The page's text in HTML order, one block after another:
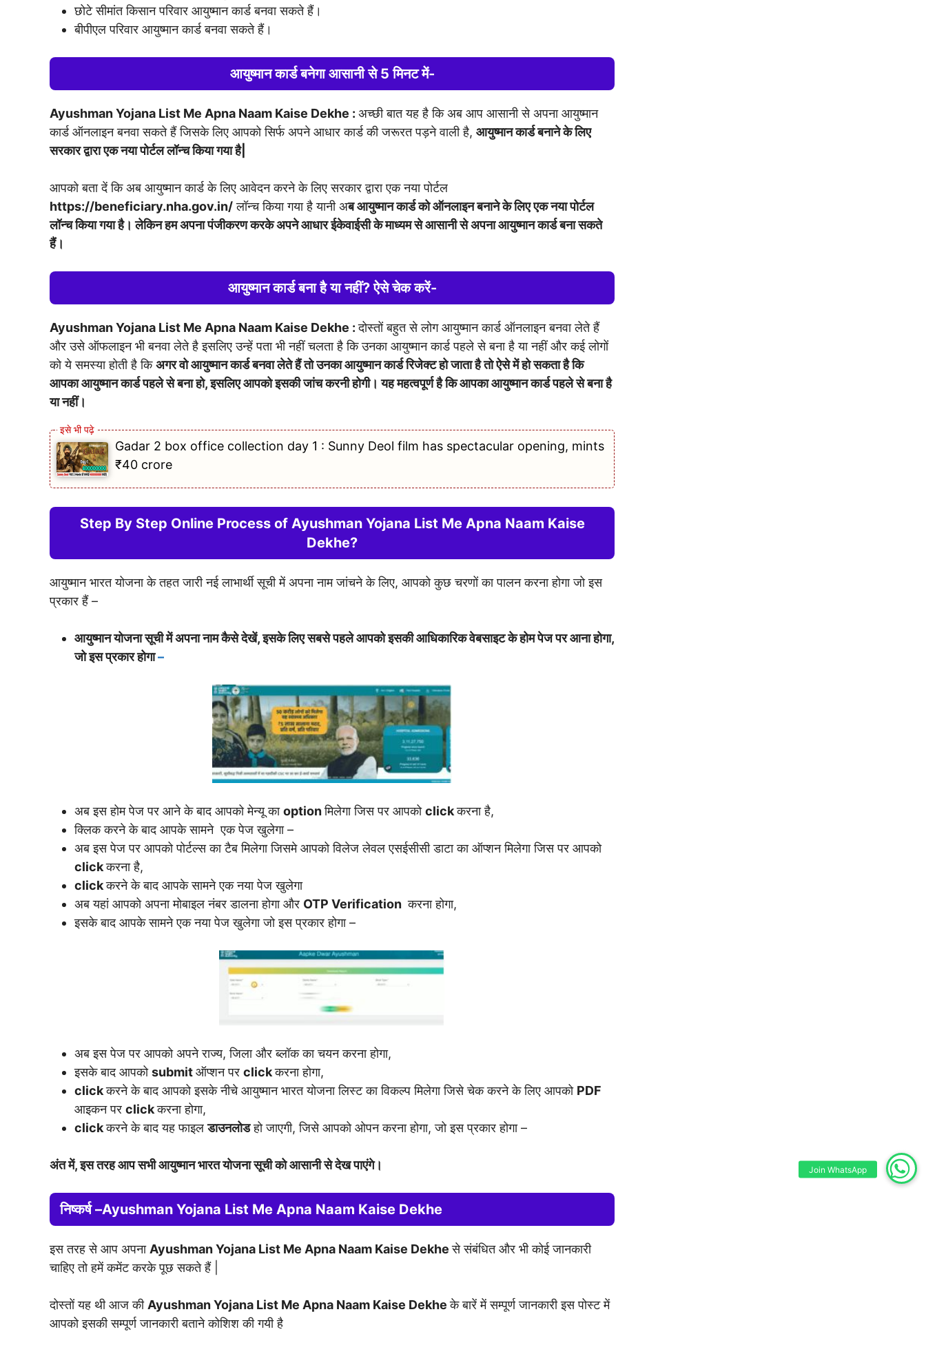
छोटे सीमांत किसान परिवार आयुष्मान कार्ड बनवा सकते हैं।
बीपीएल परिवार आयुष्मान कार्ड बनवा सकते हैं।
आयुष्मान कार्ड बनेगा आसानी से 5 मिनट में-
Ayushman Yojana List Me Apna Naam Kaise Dekhe : अच्छी बात यह है कि अब आप आसानी से अपना आयुष्मान
कार्ड ऑनलाइन बनवा सकते हैं जिसके लिए आपको सिर्फ अपने आधार कार्ड की जरूरत पड़ने वाली है, आयुष्मान कार्ड बनाने के लिए
सरकार द्वारा एक नया पोर्टल लॉन्च किया गया है|
आपको बता दें कि अब आयुष्मान कार्ड के लिए आवेदन करने के लिए सरकार द्वारा एक नया पोर्टल
https://beneficiary.nha.gov.in/लॉन्च किया गया है यानी अब आयुष्मान कार्ड को ऑनलाइन बनाने के लिए एक नया पोर्टल
लॉन्च किया गया है। लेकिन हम अपना पंजीकरण करके अपने आधार ईकेवाईसी के माध्यम से आसानी से अपना आयुष्मान कार्ड बना सकते
हैं।
आयुष्मान कार्ड बना है या नहीं? ऐसे चेक करें-
Ayushman Yojana List Me Apna Naam Kaise Dekhe :दोस्तों बहुत से लोग आयुष्मान कार्ड ऑनलाइन बनवा लेते हैं
और उसे ऑफलाइन भी बनवा लेते है इसलिए उन्हें पता भी नहीं चलता है कि उनका आयुष्मान कार्ड पहले से बना है या नहीं और कई लोगों
को ये समस्या होती है किअगर वो आयुष्मान कार्ड बनवा लेते हैं तो उनका आयुष्मान कार्ड रिजेक्ट हो जाता है तो ऐसे में हो सकता है कि
आपका आयुष्मान कार्ड पहले से बना हो, इसलिए आपको इसकी जांच करनी होगी। यह महत्वपूर्ण है कि आपका आयुष्मान कार्ड पहले से बना है
या नहीं।
Gadar 2 box office collection day 1 : Sunny Deol film has spectacular opening, mints
₹40 crore
Step By Step Online Process of Ayushman Yojana List Me Apna Naam Kaise
Dekhe?
आयुष्मान भारत योजना के तहत जारी नई लाभार्थी सूची में अपना नाम जांचने के लिए, आपको कुछ चरणों का पालन करना होगा जो इस
प्रकार हैं –
आयुष्मान योजना सूची में अपना नाम कैसे देखें, इसके लिए सबसे पहले आपको इसकी आधिकारिक वेबसाइट के होम पेज पर आना होगा,
जो इस प्रकार होगा–
अब इस होम पेज पर आने के बाद आपको मेन्यू काoptionमिलेगा जिस पर आपकोclickकरना है,
क्लिक करने के बाद आपके सामने एक पेज खुलेगा –
अब इस पेज पर आपको पोर्टल्स का टैब मिलेगा जिसमे आपको विलेज लेवल एसईसीसी डाटा का ऑप्शन मिलेगा जिस पर आपको
clickकरना है,
clickकरने के बाद आपके सामने एक नया पेज खुलेगा
अब यहां आपको अपना मोबाइल नंबर डालना होगा और OTP Verification करना होगा,
इसके बाद आपके सामने एक नया पेज खुलेगा जो इस प्रकार होगा –
अब इस पेज पर आपको अपने राज्य, जिला और ब्लॉक का चयन करना होगा,
इसके बाद आपकोsubmitऑप्शन पर clickकरना होगा,
clickकरने के बाद आपको इसके नीचे आयुष्मान भारत योजना लिस्ट का विकल्प मिलेगा जिसे चेक करने के लिए आपको PDF
आइकन पर clickकरना होगा,
clickकरने के बाद यह फाइलडाउनलोडहो जाएगी, जिसे आपको ओपन करना होगा, जो इस प्रकार होगा –
अंत में, इस तरह आप सभी आयुष्मान भारत योजना सूची को आसानी से देख पाएंगे।
निष्कर्ष –Ayushman Yojana List Me Apna Naam Kaise Dekhe
इस तरह से आप अपना Ayushman Yojana List Me Apna Naam Kaise Dekhe से संबंधित और भी कोई जानकारी
चाहिए तो हमें कमेंट करके पूछ सकते हैं |
दोस्तों यह थी आज की Ayushman Yojana List Me Apna Naam Kaise Dekheके बारें में सम्पूर्ण जानकारी इस पोस्ट में
आपको इसकी सम्पूर्ण जानकारी बताने कोशिश की गयी है
Join WhatsApp